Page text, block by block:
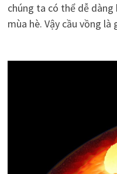
chúng ta có thể dễ
mùa hè. Vậy cầu vồng